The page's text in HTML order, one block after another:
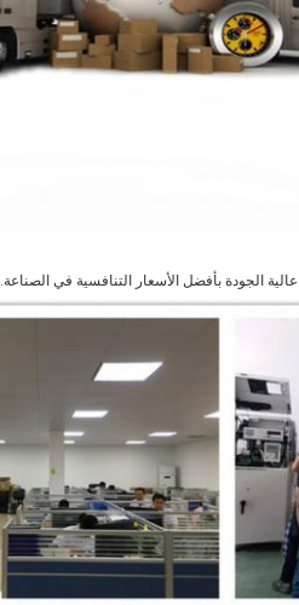
الجودة بأفضل الأسعار التنافسية في الصناعة.